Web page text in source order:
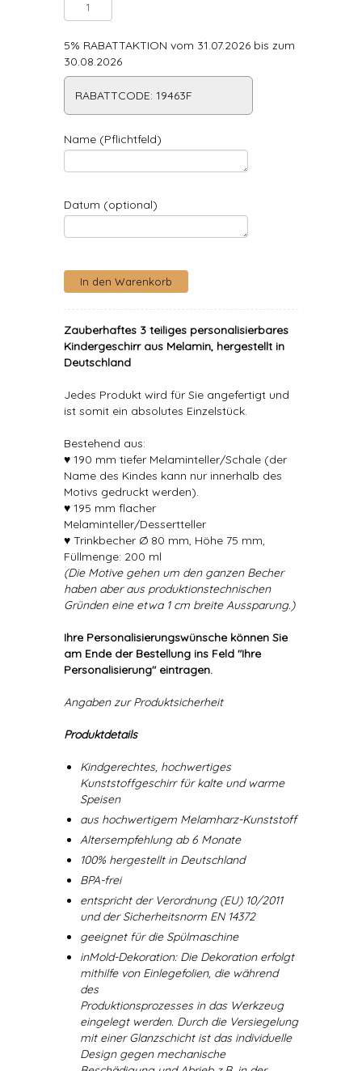
5% RABATTAKTION vom 31.07.2026 bis zum
30.08.2026
RABATTCODE: 19463F
Name (Pflichtfeld)
Datum (optional)
Zauberhaftes 3 teiliges personalisierbares
Kindergeschirr aus Melamin, hergestellt in
Deutschland
Jedes Produkt wird für Sie angefertigt und
ist somit ein absolutes Einzelstück.
Bestehend aus:
♥ 190 mm tiefer Melaminteller/Schale (der
Name des Kindes kann nur innerhalb des
Motivs gedruckt werden).
♥ 195 mm flacher
Melaminteller/Dessertteller
♥ Trinkbecher Ø 80 mm, Höhe 75 mm,
Füllmenge: 200 ml
(Die Motive gehen um den ganzen Becher
haben aber aus produktionstechnischen
Gründen eine etwa 1 cm breite Aussparung.)
Ihre Personalisierungswünsche können Sie
am Ende der Bestellung ins Feld "Ihre
Personalisierung" eintragen.
Angaben zur Produktsicherheit
Produktdetails
Kindgerechtes, hochwertiges
Kunststoffgeschirr für kalte und warme
Speisen
aus hochwertigem Melamharz-Kunststoff
Altersempfehlung ab 6 Monate
100% hergestellt in Deutschland
BPA-frei
entspricht der Verordnung (EU) 10/2011
und der Sicherheitsnorm EN 14372
geeignet für die Spülmaschine
inMold-Dekoration: Die Dekoration erfolgt
mithilfe von Einlegefolien, die während
des
Produktionsprozesses in das Werkzeug
eingelegt werden. Durch die Versiegelung
mit einer Glanzschicht ist das individuelle
Design gegen mechanische